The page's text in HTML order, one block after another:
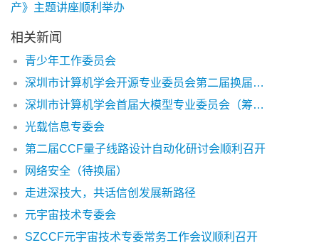
产》主题讲座顺利举办
相关新闻
青少年工作委员会
深圳市计算机学会开源专业委员会第二届换届选举结果公示
深圳市计算机学会首届大模型专业委员会（筹） 选举结果公示
光载信息专委会
第二届CCF量子线路设计自动化研讨会顺利召开
网络安全（待换届）
走进深技大，共话信创发展新路径
元宇宙技术专委会
SZCCF元宇宙技术专委常务工作会议顺利召开